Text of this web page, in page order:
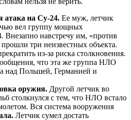
атака на Су-24. Ее муж, летчик
вел группу мощных
Внезапно навстречу им, «против
три неизвестных объекта.
из-за риска столкновения.
что эта же группа НЛО
над Польшей, Германией и
оружия. Другой летчик во
столкнулся с тем, что НЛО встало
Вся система вооружения
Летчик сумел достать